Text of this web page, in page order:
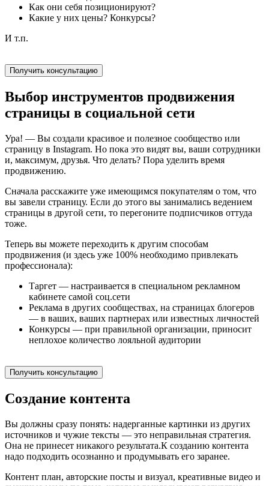
Как они себя позиционируют?
Какие у них цены? Конкурсы?
И т.п.
Получить консультацию
Выбор инструментов продвижения
страницы в социальной сети
Ура! — Вы создали красивое и полезное сообщество или
страницу в Instagram. Но пока это видят вы, ваши сотрудники
и, максимум, друзья. Что делать? Пора уделить время
продвижению.
Сначала расскажите уже имеющимся покупателям о том, что
вы завели страницу. Если до этого вы занимались ведением
страницы в другой сети, то перегоните подписчиков оттуда
тоже.
Теперь вы можете переходить к другим способам
продвижения (и здесь уже 100% необходимо привлекать
профессионала):
Таргет — настраивается в специальном рекламном
кабинете самой соц.сети
Реклама в других сообществах, на страницах блогеров
— в ваших, ваших партнерах или известных личностей
Конкурсы — при правильной организации, приносит
неплохое количество лояльной аудитории
Получить консультацию
Создание контента
Вы должны сразу понять: надерганные картинки из других
источников и чужие тексты — это неправильная стратегия.
Она не принесет никакого результата.К созданию контента
надо подходить осознанно и продумывать его заранее.
Контент план, авторские посты и визуал, креативные видео и